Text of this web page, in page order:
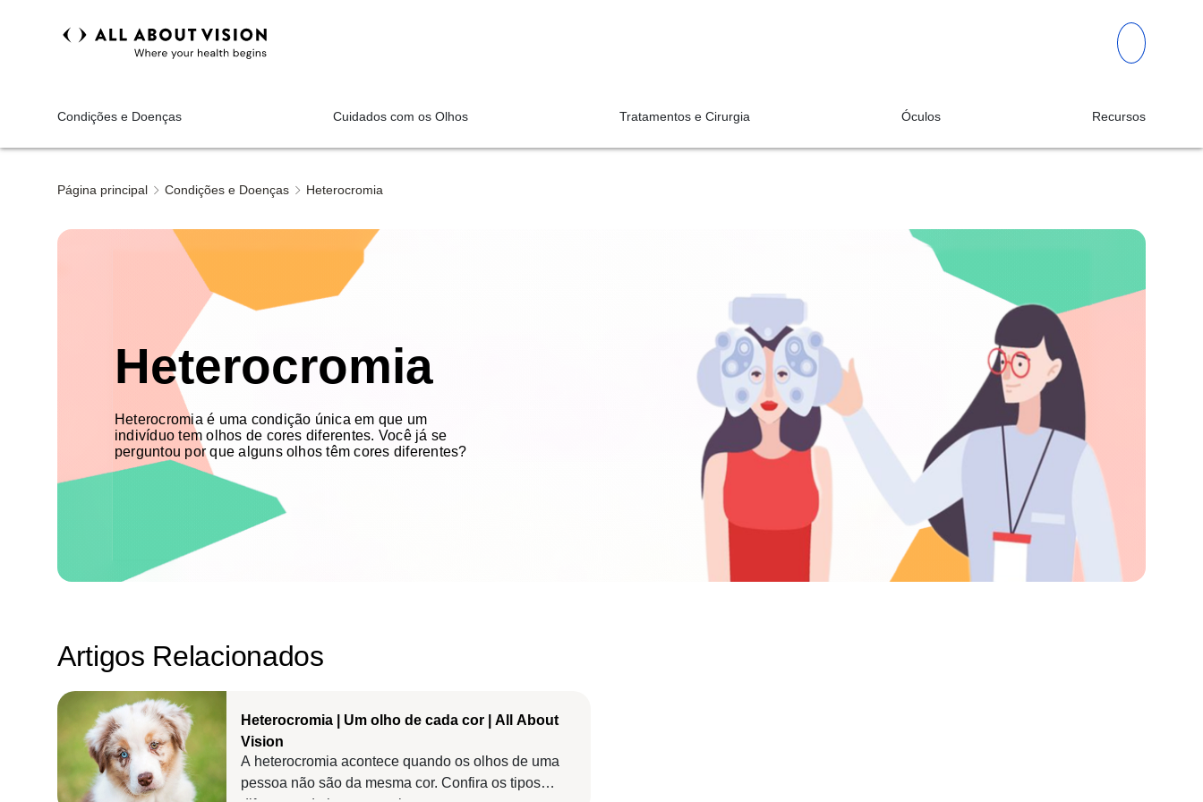
Condições e Doenças Cuidados com os Olhos Tratamentos e Cirurgia Óculos Recursos
Página principal Condições e Doenças Heterocromia
Heterocromia
Heterocromia é uma condição única em que um
indivíduo tem olhos de cores diferentes. Você já se
perguntou por que alguns olhos têm cores diferentes?
Artigos Relacionados
Heterocromia | Um olho de cada cor | All About
Vision
A heterocromia acontece quando os olhos de uma
pessoa não são da mesma cor. Confira os tipos